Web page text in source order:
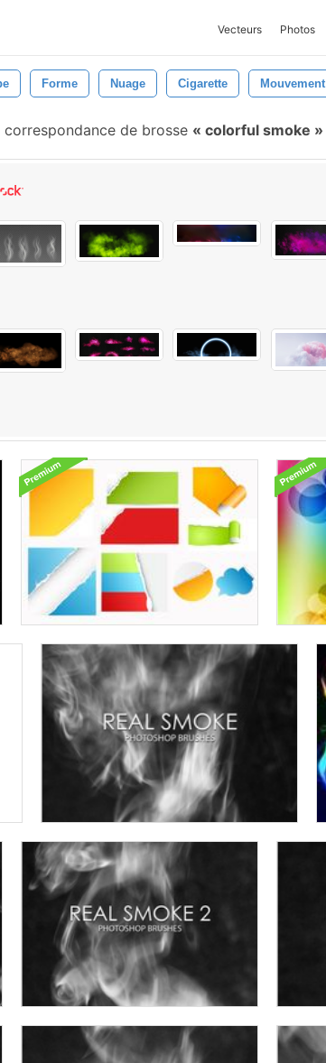
Vecteurs Photos
Forme Nuage Cigarette Mouvement
correspondance de brosse colorful smoke